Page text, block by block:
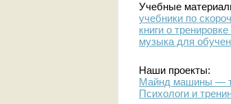
Учебные
учебники по
книги о
музыка для
Наши проекты:
Майнд машины —
Психологи и